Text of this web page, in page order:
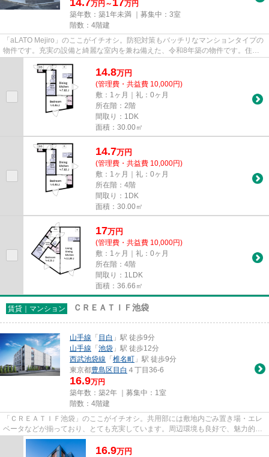
万円～
万円
築年数：築1年未満 ｜募集中： 3室
階数：4階建
「aLATO Mejiro」のここがイチオシ。防犯対策もバッチリなマンションタイプの
物件です。充実の設備と綺麗な室内を兼ね備えた、令和8年築の物件です。住み
14.8万円
(管理費・共益費 10,000円)
敷：1ヶ月｜礼：0ヶ月
所在階：2階
間取り：1DK
面積：30.00㎡
14.7万円
(管理費・共益費 10,000円)
敷：1ヶ月｜礼：0ヶ月
所在階：4階
間取り：1DK
面積：30.00㎡
17万円
(管理費・共益費 10,000円)
敷：1ヶ月｜礼：0ヶ月
所在階：4階
間取り：1LDK
面積：36.66㎡
賃貸｜マンション ＣＲＥＡＴＩＦ池袋
山手線 「 目白 」駅 徒歩9分
山手線 「 池袋 」駅 徒歩12分
西武池袋線 「 椎名町 」駅 徒歩9分
東京都豊島区 目白 ４丁目36-6
16.9万円
築年数：築2年 ｜募集中： 1室
階数：4階建
「ＣＲＥＡＴＩＦ池袋」のここがイチオシ。共用部には敷地内ごみ置き場・エレ
ベータなどが揃っており、とても充実しています。周辺環境も良好で、魅力的な
住環境のある、2024年築の物...
16.9万円